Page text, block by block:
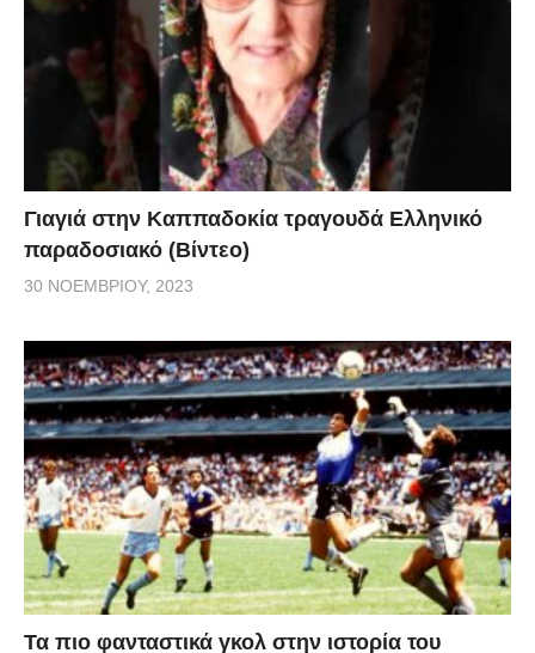
Γιαγιά στην Καππαδοκία τραγουδά Ελληνικό
παραδοσιακό (Βίντεο)
30 ΝΟΕΜΒΡΊΟΥ, 2023
Τα πιο φανταστικά γκολ στην ιστορία του